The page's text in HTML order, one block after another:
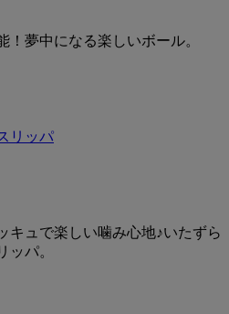
！夢中になる楽しいボール。
リッパ
キュで楽しい噛み心地♪いたずら
ッパ。